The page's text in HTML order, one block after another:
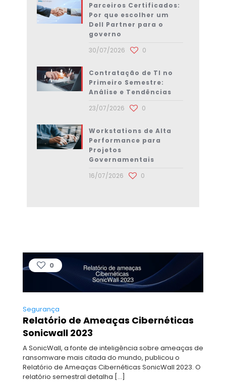
Parceiros Certificados:
Por que escolher um
Dell Partner para o
governo
30/07/2026
0
Contratação de TI no
Primeiro Semestre:
Análise e Tendências
23/07/2026
0
Workstations de Alta
Performance para
Projetos
Governamentais
16/07/2026
0
0
Segurança
Relatório de Ameaças Cibernéticas
Sonicwall 2023
A SonicWall, a fonte de inteligência sobre ameaças de
ransomware mais citada do mundo, publicou o
Relatório de Ameaças Cibernéticas SonicWall 2023. O
relatório semestral detalha […]